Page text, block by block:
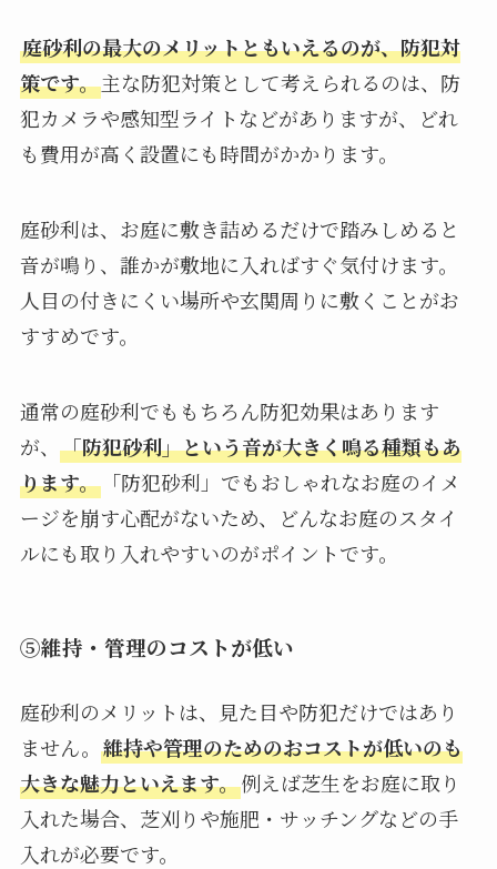
庭砂利の最大のメリットともいえるのが、防犯対
策です。主な防犯対策として考えられるのは、防
犯カメラや感知型ライトなどがありますが、どれ
も費用が高く設置にも時間がかかります。
庭砂利は、お庭に敷き詰めるだけで踏みしめると
音が鳴り、誰かが敷地に入ればすぐ気付けます。
人目の付きにくい場所や玄関周りに敷くことがお
すすめです。
通常の庭砂利でももちろん防犯効果はあります
が、 「防犯砂利」という音が大きく鳴る種類もあ
ります。「防犯砂利」でもおしゃれなお庭のイメ
ージを崩す心配がないため、どんなお庭のスタイ
ルにも取り入れやすいのがポイントです。
⑤維持・管理のコストが低い
庭砂利のメリットは、見た目や防犯だけではあり
ません。 維持や管理のためのおコストが低いのも
大きな魅力といえます。例えば芝生をお庭に取り
入れた場合、芝刈りや施肥・サッチングなどの手
入れが必要です。